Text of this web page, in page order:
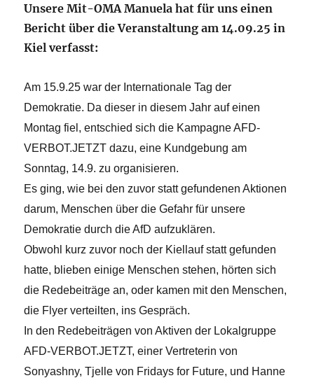
Unsere Mit-OMA Manuela hat für uns einen
Bericht über die Veranstaltung am 14.09.25 in
Kiel verfasst:
Am 15.9.25 war der Internationale Tag der
Demokratie. Da dieser in diesem Jahr auf einen
Montag fiel, entschied sich die Kampagne AFD-
VERBOT.JETZT dazu, eine Kundgebung am
Sonntag, 14.9. zu organisieren.
Es ging, wie bei den zuvor statt gefundenen Aktionen
darum, Menschen über die Gefahr für unsere
Demokratie durch die AfD aufzuklären.
Obwohl kurz zuvor noch der Kiellauf statt gefunden
hatte, blieben einige Menschen stehen, hörten sich
die Redebeiträge an, oder kamen mit den Menschen,
die Flyer verteilten, ins Gespräch.
In den Redebeiträgen von Aktiven der Lokalgruppe
AFD-VERBOT.JETZT, einer Vertreterin von
Sonyashny, Tjelle von Fridays for Future, und Hanne